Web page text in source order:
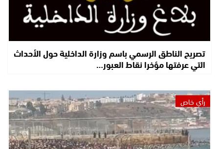
تصريح الناطق الرسمي باسم وزارة الداخلية حول الأحداث
التي عرفتها مؤخرا نقاط العبور…
رأي خاص